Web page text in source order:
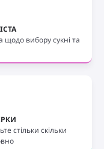
щодо вибору сукні та
стільки скільки